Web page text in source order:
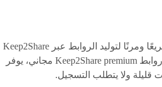
يقدم حلاً سريعًا ومرنًا لتوليد الروابط عبر Keep2Share
ومنصات أخرى. كمولد روابط Keep2Share premium مجاني، يوفر
قليلة ولا يتطلب التسجيل.